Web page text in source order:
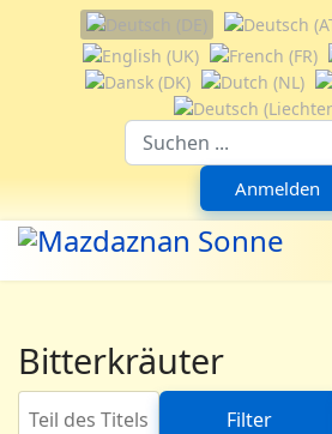
Sprache auswählen
Anmelden
Bitterkräuter
Teil des Titels eingeben
Filter